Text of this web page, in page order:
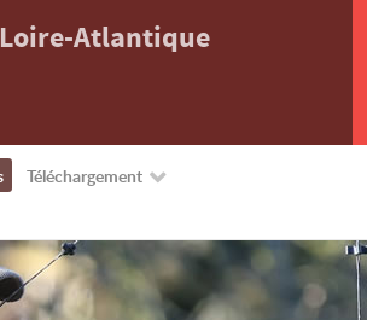
Loire-Atlantique
Téléchargement